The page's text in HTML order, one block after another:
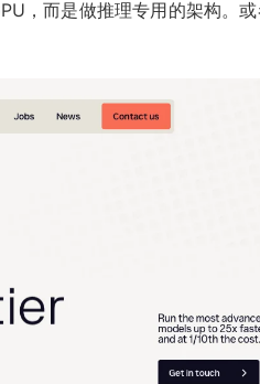
而是做推理专用的架构。或